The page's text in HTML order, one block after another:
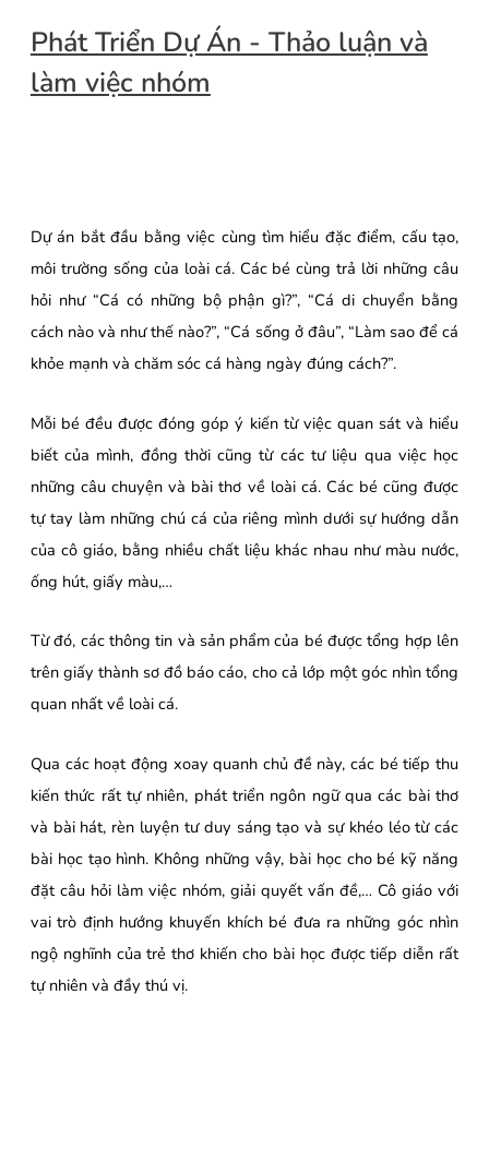
Phát Triển Dự Án - Thảo luận và
làm việc nhóm
Dự án bắt đầu bằng việc cùng tìm hiểu đặc điểm, cấu tạo,
môi trường sống của loài cá. Các bé cùng trả lời những câu
hỏi như “Cá có những bộ phận gì?”, “Cá di chuyển bằng
cách nào và như thế nào?”, “Cá sống ở đâu”, “Làm sao để cá
khỏe mạnh và chăm sóc cá hàng ngày đúng cách?”.
Mỗi bé đều được đóng góp ý kiến từ việc quan sát và hiểu
biết của mình, đồng thời cũng từ các tư liệu qua việc học
những câu chuyện và bài thơ về loài cá. Các bé cũng được
tự tay làm những chú cá của riêng mình dưới sự hướng dẫn
của cô giáo, bằng nhiều chất liệu khác nhau như màu nước,
ống hút, giấy màu,…
Từ đó, các thông tin và sản phẩm của bé được tổng hợp lên
trên giấy thành sơ đồ báo cáo, cho cả lớp một góc nhìn tổng
quan nhất về loài cá.
Qua các hoạt động xoay quanh chủ đề này, các bé tiếp thu
kiến thức rất tự nhiên, phát triển ngôn ngữ qua các bài thơ
và bài hát, rèn luyện tư duy sáng tạo và sự khéo léo từ các
bài học tạo hình. Không những vậy, bài học cho bé kỹ năng
đặt câu hỏi làm việc nhóm, giải quyết vấn đề,… Cô giáo với
vai trò định hướng khuyến khích bé đưa ra những góc nhìn
ngộ nghĩnh của trẻ thơ khiến cho bài học được tiếp diễn rất
tự nhiên và đầy thú vị.